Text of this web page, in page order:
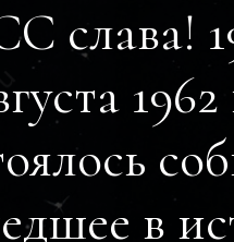
слава!
в